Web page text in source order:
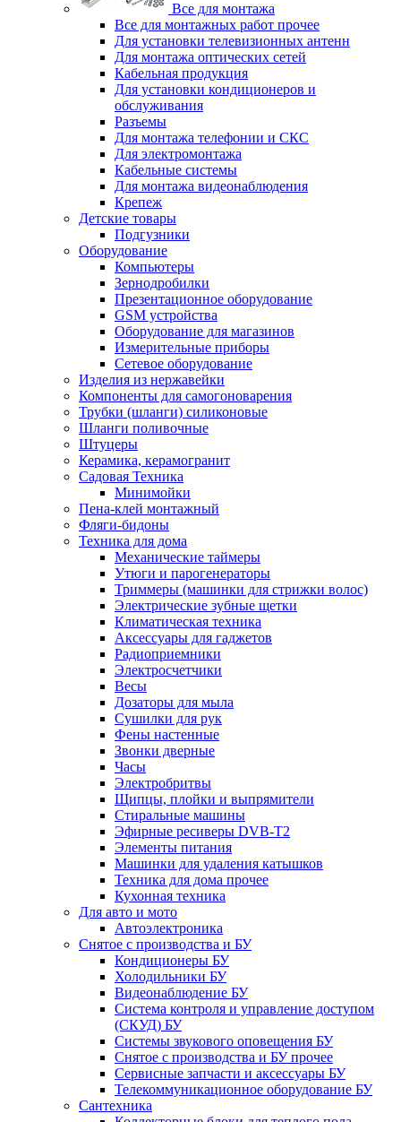
Все для монтажа
Все для монтажных работ прочее
Для установки телевизионных антенн
Для монтажа оптических сетей
Кабельная продукция
Для установки кондиционеров и
обслуживания
Разъемы
Для монтажа телефонии и СКС
Для электромонтажа
Кабельные системы
Для монтажа видеонаблюдения
Крепеж
Детские товары
Подгузники
Оборудование
Компьютеры
Зернодробилки
Презентационное оборудование
GSM устройства
Оборудование для магазинов
Измерительные приборы
Сетевое оборудование
Изделия из нержавейки
Компоненты для самогоноварения
Трубки (шланги) силиконовые
Шланги поливочные
Штуцеры
Керамика, керамогранит
Садовая Техника
Минимойки
Пена-клей монтажный
Фляги-бидоны
Техника для дома
Механические таймеры
Утюги и парогенераторы
Триммеры (машинки для стрижки волос)
Электрические зубные щетки
Климатическая техника
Аксессуары для гаджетов
Радиоприемники
Электросчетчики
Весы
Дозаторы для мыла
Сушилки для рук
Фены настенные
Звонки дверные
Часы
Электробритвы
Щипцы, плойки и выпрямители
Стиральные машины
Эфирные ресиверы DVB-T2
Элементы питания
Машинки для удаления катышков
Техника для дома прочее
Кухонная техника
Для авто и мото
Автоэлектроника
Снятое с производства и БУ
Кондиционеры БУ
Холодильники БУ
Видеонаблюдение БУ
Система контроля и управление доступом
(СКУД) БУ
Системы звукового оповещения БУ
Снятое с производства и БУ прочее
Сервисные запчасти и аксессуары БУ
Телекоммуникационное оборудование БУ
Сантехника